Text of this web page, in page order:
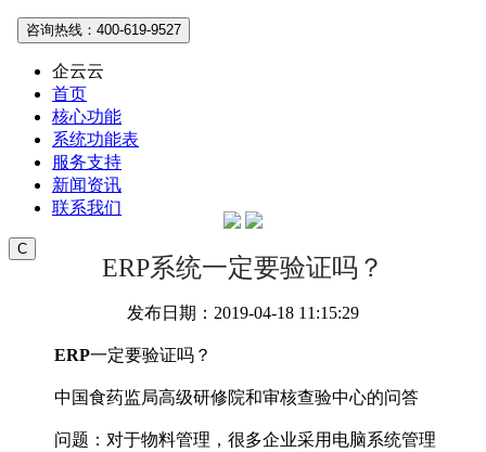
咨询热线：400-619-9527
企云云
首页
核心功能
系统功能表
服务支持
新闻资讯
联系我们
C
ERP系统一定要验证吗？
发布日期：2019-04-18 11:15:29
ERP一定要验证吗？
中国食药监局高级研修院和审核查验中心的问答
问题：对于物料管理，很多企业采用电脑系统管理